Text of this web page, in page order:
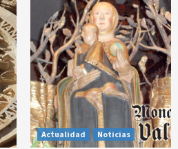
Actualidad Noticias